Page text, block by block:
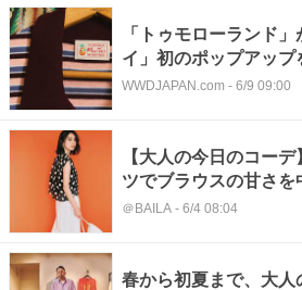
「トゥモローランド
イ」初のポップアッ
間限定出店
WWDJAPAN.com - 6/9 09:00
【大人の今日のコー
ツでブラウスの甘さを
＠BAILA - 6/4 08:04
春から初夏まで、大